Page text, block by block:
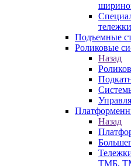
тележки
Подъемные
Роликовые
Назад
Назад
ТМБ,